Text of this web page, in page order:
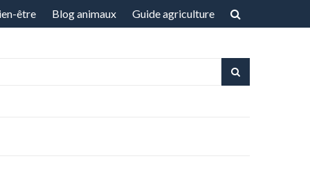
être Blog animaux Guide agriculture